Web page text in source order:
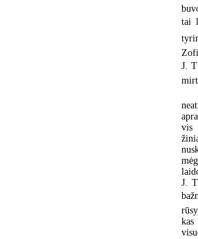
tai
J.
vis
J.
kas